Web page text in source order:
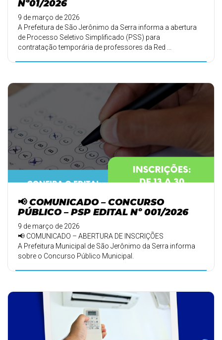
Nº01/2026
9 de março de 2026
A Prefeitura de São Jerônimo da Serra informa a abertura
de Processo Seletivo Simplificado (PSS) para
contratação temporária de professores da Red ...
📢 COMUNICADO – CONCURSO
PÚBLICO – PSP EDITAL Nº 001/2026
9 de março de 2026
📢 COMUNICADO – ABERTURA DE INSCRIÇÕES
A Prefeitura Municipal de São Jerônimo da Serra informa
sobre o Concurso Público Municipal.